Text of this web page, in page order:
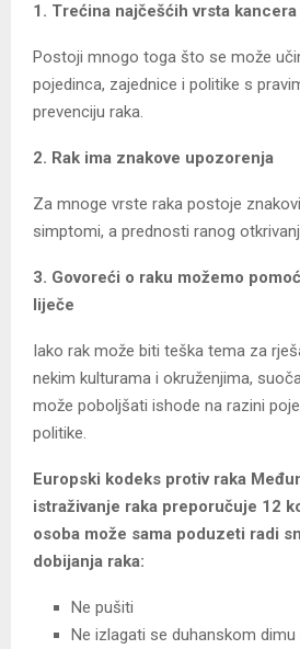
1. Trećina najčešćih vrsta
Postoji mnogo toga što se može
pojedinca, zajednice i politike s
prevenciju raka.
2. Rak ima znakove upozorenja
Za mnoge vrste raka postoje
simptomi, a prednosti ranog
3. Govoreći o raku možemo
liječe
Iako rak može biti teška tema za
nekim kulturama i okruženjima,
može poboljšati ishode na razini
politike.
Europski kodeks protiv raka
istraživanje raka preporučuje 12
osoba može sama poduzeti radi
dobijanja raka:
Ne pušiti
Ne izlagati se duhanskom dimu